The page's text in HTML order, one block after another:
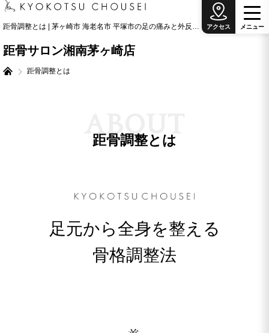
距骨調整とは | 茅ヶ崎市 海老名市 平塚市の足の痛みと外反母趾治療の専門院
距骨サロン湘南茅ヶ崎店
距骨調整とは
メニ ュ ー
アクセス
距骨調整とは
ABO
足元から全身を整える
骨格調整法